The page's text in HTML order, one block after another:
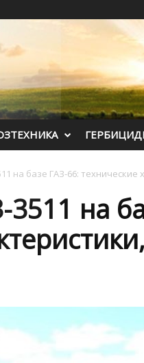
на базе ГАЗ-66: технические
на